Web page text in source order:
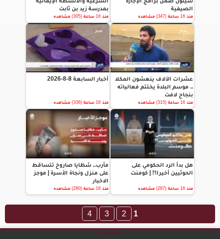
الصيفية
منذ 16 ساعة (347) مشاهده
بمدرسة زيد بن ثابت
منذ 16 ساعة (305) مشاهده
عشرات الآلاف ينعشون المكلا
.. موسم البلدة يختتم فعالياته
بنجاح لافت
منذ 16 ساعة (315) مشاهده
أخبار السابعة 8-8-2026
منذ 16 ساعة (336) مشاهده
هل بدأ الرد الحكومي على
الحوثيين أخيرا؟! | كومنت
منذ 16 ساعة (287) مشاهده
مأرب.. شظايا صاروخ تتساقط
على منزل ونجاة الأسرة | موجز
الاخبار
منذ 16 ساعة (280) مشاهده
1
2
3
4